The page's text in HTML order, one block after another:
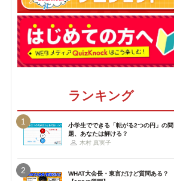
ランキング
1
小学生でできる「転がる2つの円」の問
題、あなたは解ける？
木村 真実子
2
WHAT大会長・東言だけど質問ある？